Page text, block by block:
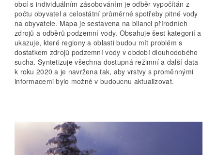
obcí s individuálním zásobováním je odběr vypočítán z
počtu obyvatel a celostátní průměrné spotřeby pitné vody
na obyvatele. Mapa je sestavena na bilanci přírodních
zdrojů a odběrů podzemní vody. Obsahuje šest kategorií a
ukazuje, které regiony a oblasti budou mít problém s
dostatkem zdrojů podzemní vody v období dlouhodobého
sucha. Syntetizuje všechna dostupná režimní a další data
k roku 2020 a je navržena tak, aby vrstvy s proměnnými
informacemi bylo možné v budoucnu aktualizovat.